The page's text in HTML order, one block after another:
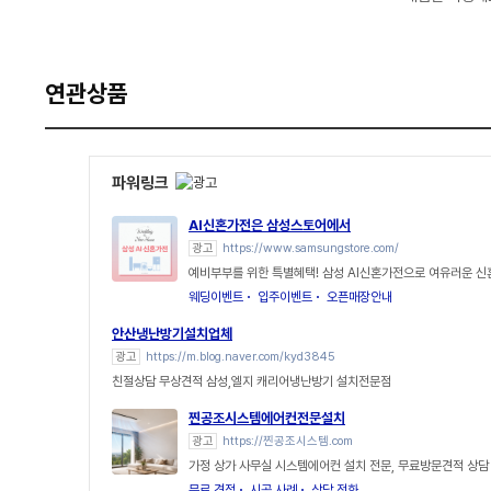
연관상품
파워링크
AI신혼가전은 삼성스토어에서
광고 https://www.samsungstore.com/
예비부부를 위한 특별혜택! 삼성 AI신혼가전으로 여유러운 신
웨딩이벤트
입주이벤트 오픈매장안내
안산냉난방기설치업체
광고 https://m.blog.naver.com/kyd3845
친절상담 무상견적 삼성,엘지 캐리어냉난방기 설치전문점
찐공조시스템에어컨전문설치
광고 https://찐공조시스템.com
가정 상가 사무실 시스템에어컨 설치 전문, 무료방문견적 상담